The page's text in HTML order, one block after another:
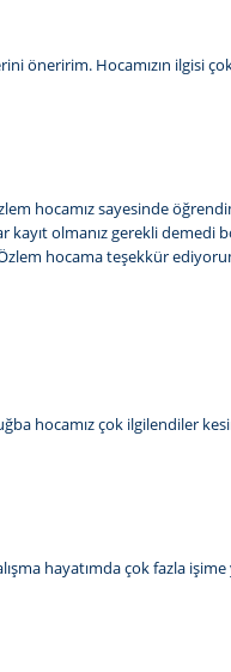
öneririm. Hocamızın ilgisi
hocamız sayesinde
olmanız gerekli demedi
hocama teşekkür
hocamız çok ilgilendiler
hayatımda çok fazla